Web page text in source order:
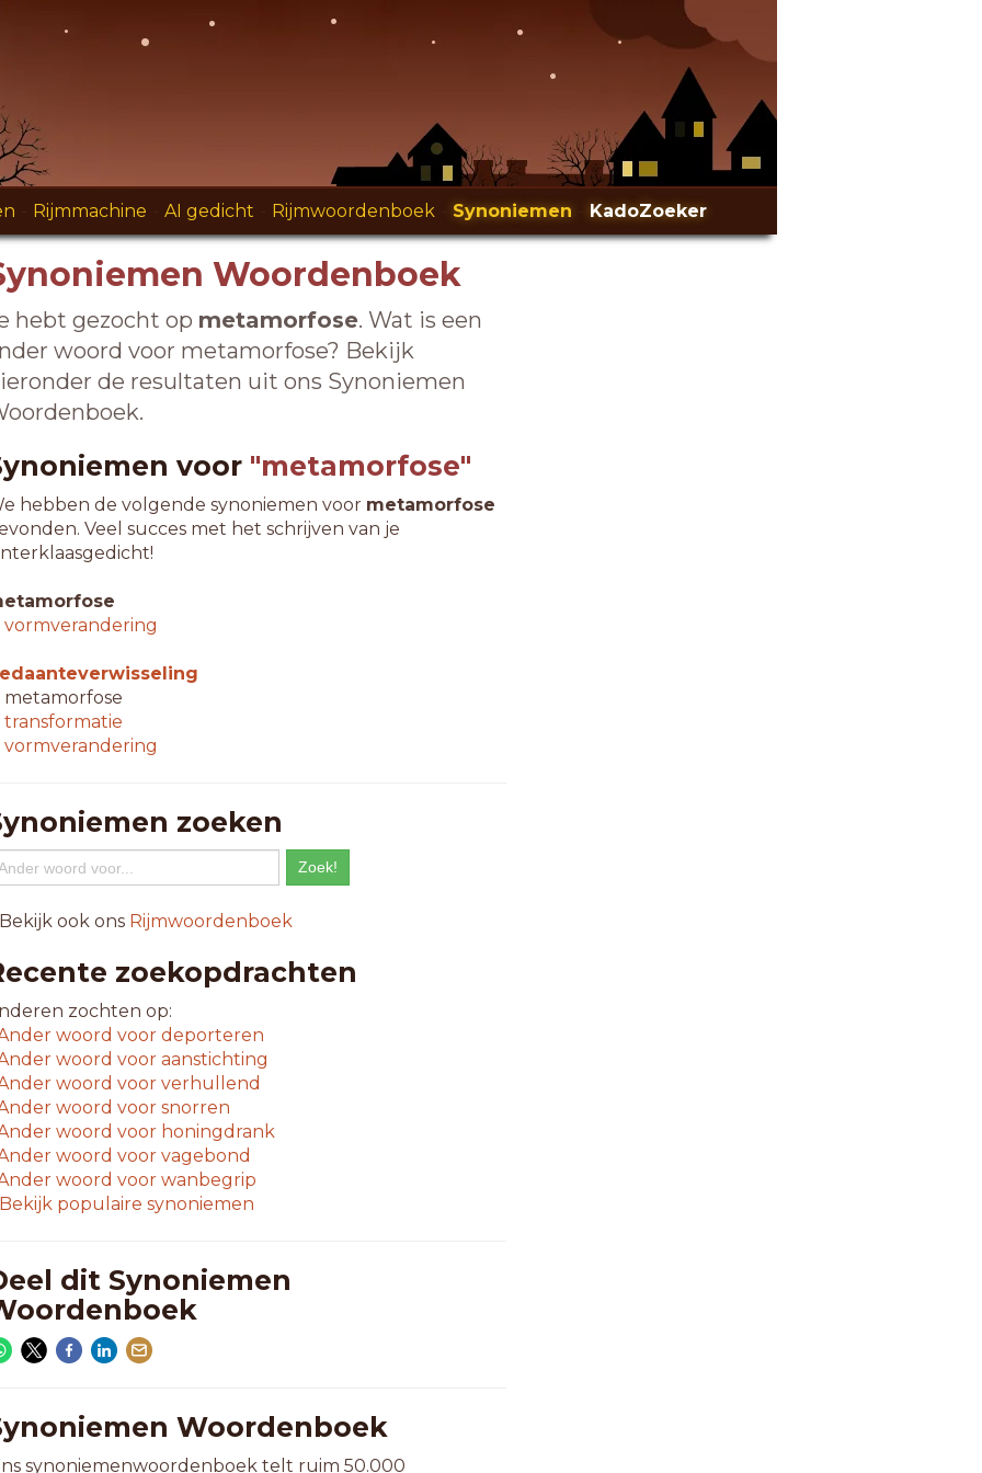
Rijmmachine AI gedicht Rijmwoordenboek Synoniemen KadoZoeker
Woordenboek
hebt gezocht op metamorfose. Wat is een
woord voor metamorfose? Bekijk
de resultaten uit ons Synoniemen
voor "metamorfose"
hebben de volgende synoniemen voor metamorfose
Veel succes met het schrijven van je
vormverandering
metamorfose
transformatie
vormverandering
zoeken
ook ons Rijmwoordenboek
zoekopdrachten
zochten op:
woord voordeporteren
woord vooraanstichting
woord voorverhullend
woord voorsnorren
woord voorhoningdrank
woord voorvagebond
woord voorwanbegrip
Bekijk populaire synoniemen
dit Synoniemen
Woordenboek
synoniemenwoordenboek telt ruim 50.000